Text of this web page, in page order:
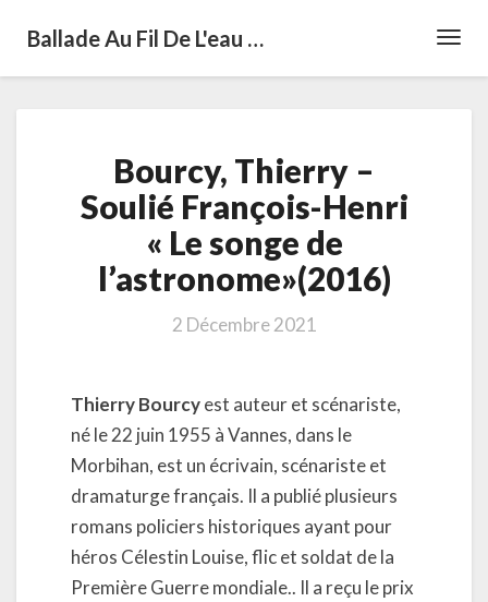
Ballade Au Fil De L'eau …
Thierry
–
Soulié
François-
Henri
«
songe
Bourcy, Thierry –
Soulié François-Henri
« Le songe de
l’astronome»(2016)
2 Décembre 2021
Thierry Bourcyest auteur et scénariste,
né le 22 juin 1955 à Vannes, dans le
Morbihan, est un écrivain, scénariste et
dramaturge français. Il a publié plusieurs
romans policiers historiques ayant pour
héros Célestin Louise, flic et soldat de la
Première Guerre mondiale.. Il a reçu le prix